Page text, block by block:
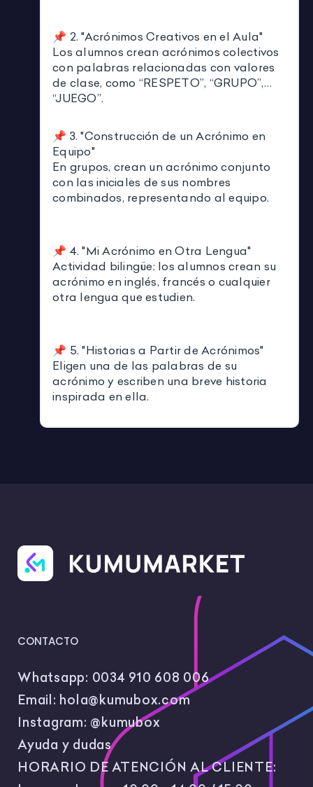
📌 2. "Acrónimos Creativos en el Aula"
Los alumnos crean acrónimos colectivos
con palabras relacionadas con valores
de clase, como “RESPETO”, “GRUPO”,
“JUEGO”.
📌 3. "Construcción de un Acrónimo en
Equipo"
En grupos, crean un acrónimo conjunto
con las iniciales de sus nombres
combinados, representando al equipo.
📌 4. "Mi Acrónimo en Otra Lengua"
Actividad bilingüe: los alumnos crean su
acrónimo en inglés, francés o cualquier
otra lengua que estudien.
📌 5. "Historias a Partir de Acrónimos"
Eligen una de las palabras de su
acrónimo y escriben una breve historia
inspirada en ella.
CONTACTO
Whatsapp: 0034 910 608 006
Email: hola@kumubox.com
Instagram: @kumubox
Ayuda y dudas
HORARIO DE ATENCIÓN AL CLIENTE: